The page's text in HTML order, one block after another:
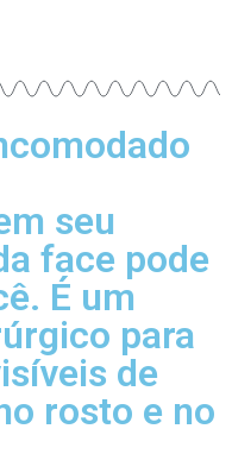
seu
face pode
É um
para
de
rosto e no